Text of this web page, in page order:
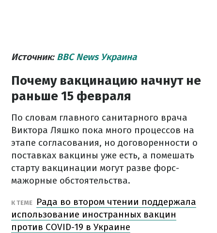
Источник: BBC News Украина
Почему вакцинацию начнут не
раньше 15 февраля
По словам главного санитарного врача
Виктора Ляшко пока много процессов на
этапе согласования, но договоренности о
поставках вакцины уже есть, а помешать
старту вакцинации могут разве форс-
мажорные обстоятельства.
К ТЕМЕ
Рада во втором чтении поддержала
использование иностранных вакцин
против COVID-19 в Украине